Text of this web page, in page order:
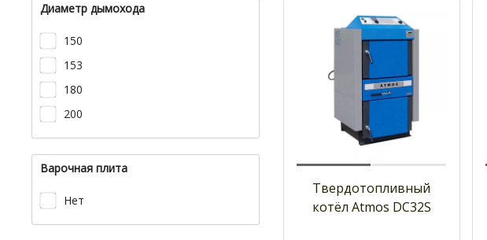
Диаметр дымохода
150
153
180
200
Варочная плита
Нет
Твердотопливный
котёл Atmos DC32S